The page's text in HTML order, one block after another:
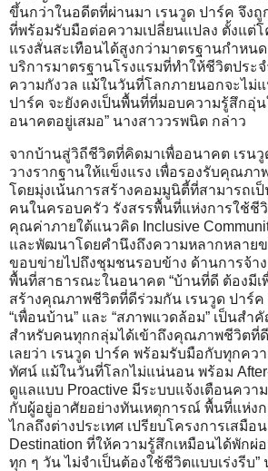
ขึ้นกว่าในอดีตที่ผ่านมา เรนวูด ปาร์ค จึงถู
ที่พร้อมรับมือต่อความเปลี่ยนแปลง ตั้งแต่
แรงสั่นสะเทือนได้สูงกว่ามาตรฐานกำหน
บริการมาตรฐานโรงแรมที่ทำให้ชีวิตประ
ความกังวล แม้ในวันที่โลกภายนอกจะไม่
ปาร์ค จะยังคงเป็นพื้นที่ที่มอบความรู้สึกอุ่
อนาคตอยู่เสมอ” นางสาววรพนิต กล่าว
จากบ้านสู่วิถีชีวิตที่คิดมาเพื่ออนาคต เรนวู
วางรากฐานให้แข็งแรง เพื่อรองรับคุณภา
โดยมุ่งเน้นการสร้างคอมมูนิตี้ที่สามารถเ
คนในครอบครัว รังสรรพื้นที่แห่งการใช้ชี
คุณค่าภายใต้แนวคิด Inclusive
และพัฒนาโดยคำนึงถึงความหลากหลาย
ขอบข่ายไปถึงชุมชนรอบข้าง ด้านการจ้าง
พื้นที่สาธารณะในอนาคต “บ้านที่ดี ต้องมีเ
สร้างคุณภาพชีวิตที่ดีร่วมกัน เรนวูด ปาร์
“เพื่อนบ้าน” และ “สภาพแวดล้อม” เป็นสำ
สำหรับคนทุกกลุ่มได้เข้าถึงคุณภาพชีวิตที่
เลยว่า เรนวูด ปาร์ค พร้อมรับมือกับทุกคว
ทัศน์ แม้ในวันที่โลกไม่แน่นอน พร้อม
ดูแลแบบ Proactive มีระบบแจ้งเตือนควา
กับผู้อยู่อาศัยอย่างทันเหตุการณ์ พื้นที่แห่ง
ไกลถึงต่างประเทศ เปรียบโครงการเสมือ
Destination ที่ให้ความรู้สึกเหมือนได้พัก
ทุก ๆ วัน ไม่จำเป็นต้องใช้ชีวิตแบบเร่งรีบ